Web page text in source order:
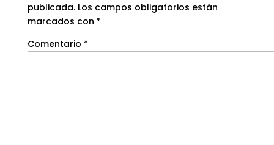
publicada. Los campos obligatorios están
marcados con *
Comentario *